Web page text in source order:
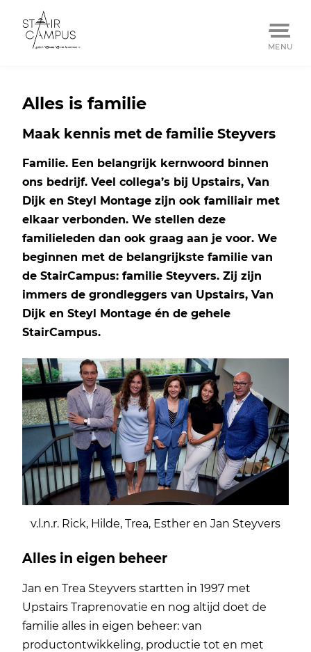
content
MENU
Alles is familie
Maak kennis met de familie Steyvers
Familie. Een belangrijk kernwoord binnen
ons bedrijf. Veel collega’s bij Upstairs, Van
Dijk en Steyl Montage zijn ook familiair met
elkaar verbonden. We stellen deze
familieleden dan ook graag aan je voor. We
beginnen met de belangrijkste familie van
de StairCampus: familie Steyvers. Zij zijn
immers de grondleggers van Upstairs, Van
Dijk en Steyl Montage én de gehele
StairCampus.
v.l.n.r. Rick, Hilde, Trea, Esther en Jan Steyvers
Alles in eigen beheer
Jan en Trea Steyvers startten in 1997 met
Upstairs Traprenovatie en nog altijd doet de
familie alles in eigen beheer: van
productontwikkeling, productie tot en met